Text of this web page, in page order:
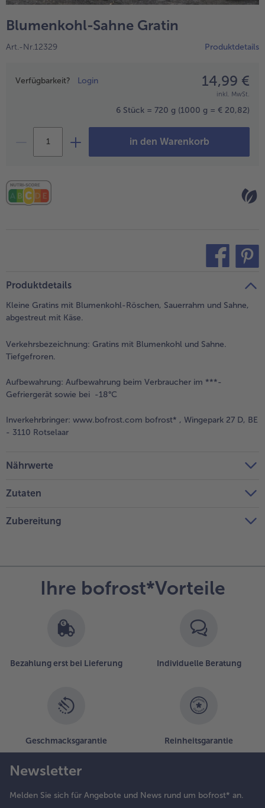
alle Küchenutensilien
alle bofrost*free
alle bofrost*plus.
Pflanzliche Alternativprodukte
- 5 € beim Kauf von 7 Schlemmermenüs nach Wahl
Blumenkohl-Sahne Gratin
Art.-Nr.12329 Produktdetails
Preisangabe
Verfügbarkeit? Login 14,99 €
inkl. MwSt.
6 Stück = 720 g (1000 g = € 20,82)
in den Warenkorb
Produktdetails
Kleine Gratins mit Blumenkohl-Röschen, Sauerrahm und Sahne,
abgestreut mit Käse.
Verkehrsbezeichnung: Gratins mit Blumenkohl und Sahne.
Tiefgefroren.
Aufbewahrung: Aufbewahrung beim Verbraucher im ***-
Gefriergerät sowie bei -18°C
Inverkehrbringer: www.bofrost.com bofrost* , Wingepark 27 D, BE
- 3110 Rotselaar
Nährwerte
Zutaten
Zubereitung
Ihre bofrost*Vorteile
Bezahlung erst bei Lieferung Individuelle Beratung
Geschmacksgarantie Reinheitsgarantie
Newsletter
Melden Sie sich für Angebote und News rund um bofrost* an.